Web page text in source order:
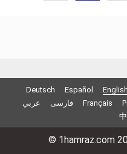
Deutsch Español English
عربي
فارسی Français
© 1hamraz.com